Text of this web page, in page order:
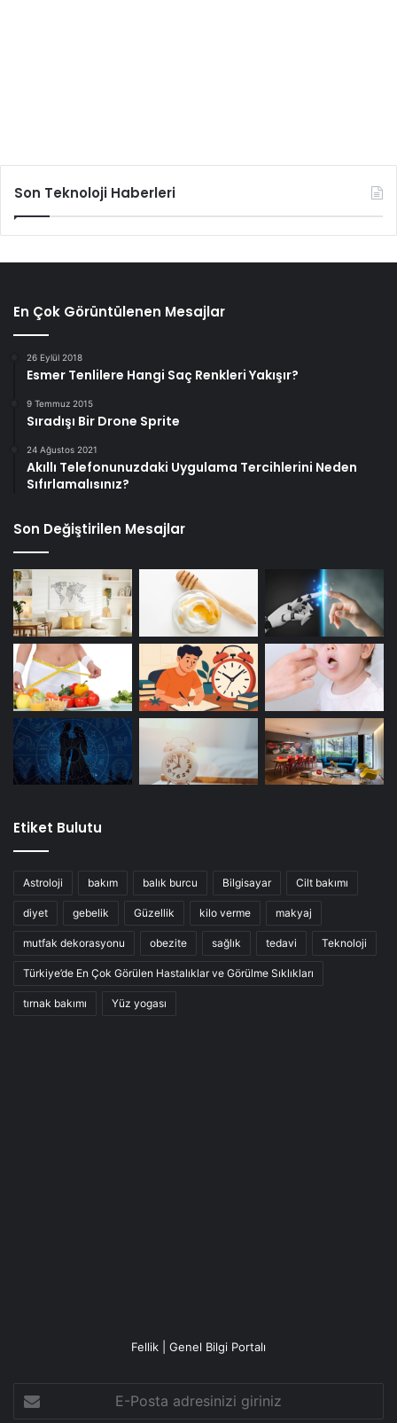
Son Teknoloji Haberleri
En Çok Görüntülenen Mesajlar
26 Eylül 2018
Esmer Tenlilere Hangi Saç Renkleri Yakışır?
9 Temmuz 2015
Sıradışı Bir Drone Sprite
24 Ağustos 2021
Akıllı Telefonunuzdaki Uygulama Tercihlerini Neden
Sıfırlamalısınız?
Son Değiştirilen Mesajlar
Etiket Bulutu
Astroloji bakım balık burcu Bilgisayar Cilt bakımı
diyet gebelik Güzellik kilo verme makyaj
mutfak dekorasyonu obezite sağlık tedavi Teknoloji
Türkiye’de En Çok Görülen Hastalıklar ve Görülme Sıklıkları
tırnak bakımı Yüz yogası
Fellik | Genel Bilgi Portalı
Posta